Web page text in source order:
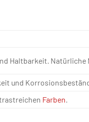
Haltbarkeit. Natürliche
und
Farben.